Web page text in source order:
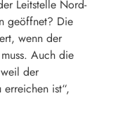
Leitstelle Nord-
geöffnet? Die
wenn der
Auch die
der
erreichen ist“,